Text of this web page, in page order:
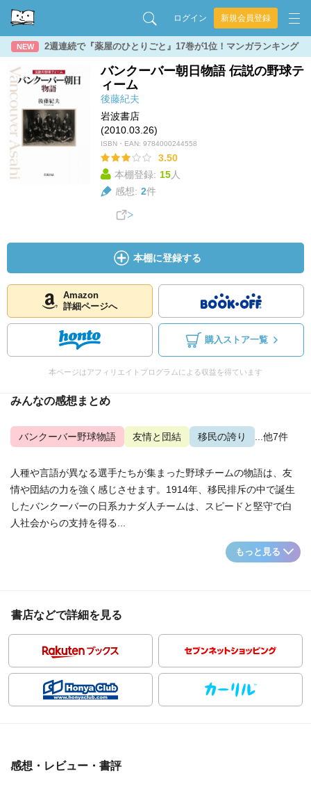
ログイン 新規会員登録
NEW 2週連続で『薬屋のひとりごと』17巻が1位！マンガランキング
バンクーバー朝日物語 伝説の野球テ
ィーム
後藤紀夫
岩波書店
(2010.03.26)
ISBN・EAN: 9784000244558
3.50
本棚登録: 15人
感想: 2件
本棚に登録する
Amazon
詳細ページへ
購入ストア一覧
本ページはアフィリエイトプログラムによる収益を得ています
みんなの感想まとめ
バンクーバー野球物語 友情と団結 移民の誇り ...他7件
人種や言語が異なる選手たちが集まった野球チームの物語は、友
情や団結の力を強く感じさせます。1914年、移民排斥の中で誕生
したバンクーバーの日系カナダ人チームは、スピードと堅守で白
人社会からの支持を得る...
もっと見る
書店などで詳細を見る
感想・レビュー・書評